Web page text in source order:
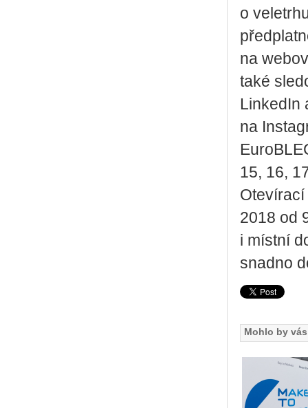
o
na
také
LinkedIn
na
15, 16,
Otevírací
2018 od
i místní
snadno
Mohlo by